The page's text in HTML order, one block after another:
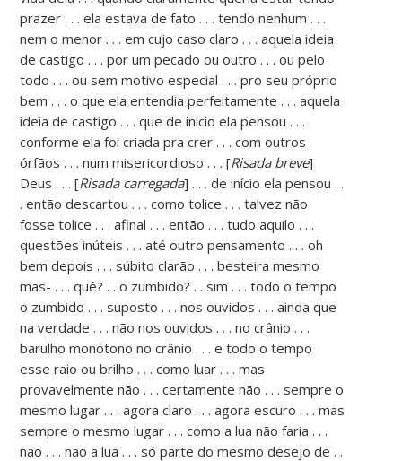
prazer . . . ela estava de fato . . . tendo nenhum . . .
nem o menor . . . em cujo caso claro . . . aquela ideia
de castigo . . . por um pecado ou outro . . . ou pelo
todo . . . ou sem motivo especial . . . pro seu próprio
bem . . . o que ela entendia perfeitamente . . . aquela
ideia de castigo . . . que de início ela pensou . . .
conforme ela foi criada pra crer . . . com outros
órfãos . . . num misericordioso . . . [Risada breve]
Deus . . . [Risada carregada] . . . de início ela pensou . .
. então descartou . . . como tolice . . . talvez não
fosse tolice . . . afinal . . . então . . . tudo aquilo . . .
questões inúteis . . . até outro pensamento . . . oh
bem depois . . . súbito clarão . . . besteira mesmo
mas- . . . quê? . . o zumbido? . . sim . . . todo o tempo
o zumbido . . . suposto . . . nos ouvidos . . . ainda que
na verdade . . . não nos ouvidos . . . no crânio . . .
barulho monótono no crânio . . . e todo o tempo
esse raio ou brilho . . . como luar . . . mas
provavelmente não . . . certamente não . . . sempre o
mesmo lugar . . . agora claro . . . agora escuro . . . mas
sempre o mesmo lugar . . . como a lua não faria . . .
não . . . não a lua . . . só parte do mesmo desejo de . .